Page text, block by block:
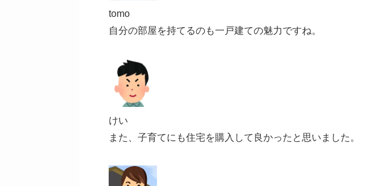
tomo
自分の部屋を持てるのも一戸建ての魅力ですね。
けい
また、子育てにも住宅を購入して良かったと思いました。